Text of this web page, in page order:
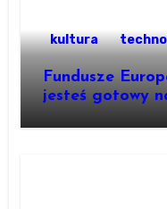
kultura
Fundusze
jesteś gotowy